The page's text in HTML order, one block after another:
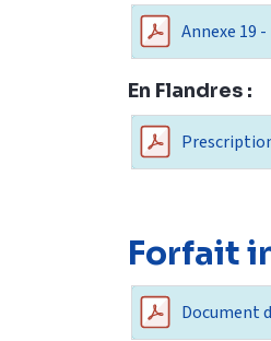
Annexe 19
En Flandres :
Forfait
Document